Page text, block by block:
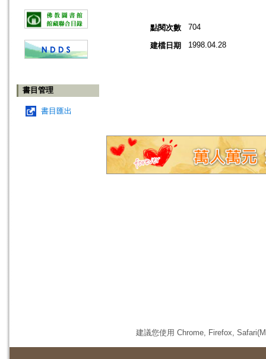
書目管理
書目匯出
點閱次數 704
建檔日期 1998.04.28
建議您使用 Chrome, Firefox,